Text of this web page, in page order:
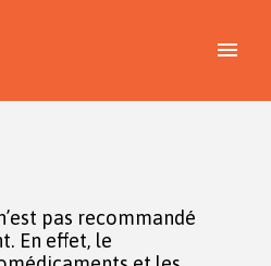
pas recommandé
En effet, le